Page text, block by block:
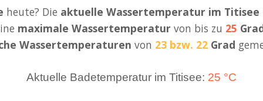
heute? Die aktuelle Wassertemperatur im
maximale Wassertemperatur von bis zu 25
Wassertemperaturen von 23 bzw. 22 Grad
Aktuelle Badetemperatur im Titisee: 25 °C